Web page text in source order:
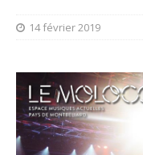
14 février 2019